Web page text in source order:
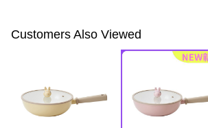
4.ご注文が完了すると、携帯に支払い通知のSMSが
5.商品受け取り時のお支払いは不要です。商品を確
はアプリの通知に従って、4大コンビニ、または
代金納付期限は最短で 14 日以内ですので、ご注意
リをダウンロードして AFTEE 会員になるとお支
配送毎にNT$150、NT$1,500以上で送料無料
Customers Also Viewed